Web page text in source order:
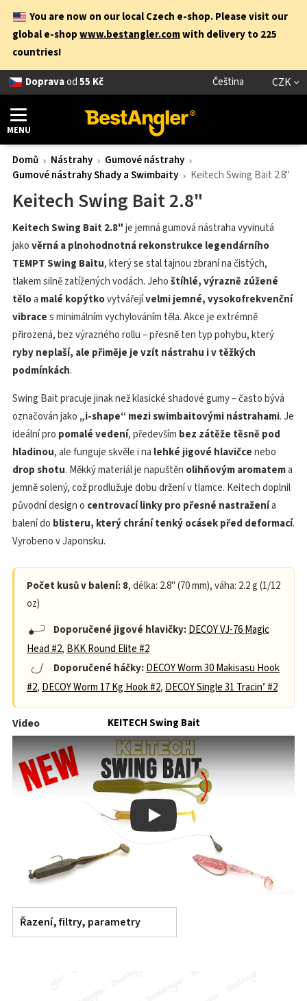
You are now on our local Czech e-shop. Please visit our
global e-shopwww.bestangler.comwith delivery to 225
countries!
Dopravaod55 Kč Čeština CZK
MENU
Domů Nástrahy
Gumové nástrahy
Gumové nástrahy Shady a Swimbaity
Keitech Swing Bait 2.8"
Video KEITECH Swing Bait
Play
Keitech Swing Bait 2.8"
Keitech Swing Bait 2.8"je jemná gumová nástraha vyvinutá
jakověrná a plnohodnotná rekonstrukce legendárního
TEMPT Swing Baitu, který se stal tajnou zbraní na čistých,
tlakem silně zatížených vodách. Jehoštíhlé, výrazně zúžené
těloa malé kopýtkovytvářejívelmi jemné, vysokofrekvenční
vibraces minimálním vychylováním těla. Akce je extrémně
přirozená, bez výrazného rollu – přesně ten typ pohybu, který
ryby neplaší, ale přiměje je vzít nástrahu i v těžkých
podmínkách.
Swing Bait pracuje jinak než klasické shadové gumy – často bývá
označován jako „i-shape“ mezi swimbaitovými nástrahami. Je
ideální pro pomalé vedení, především bez zátěže těsně pod
hladinou, ale funguje skvěle i na lehké jigové hlavičcenebo
drop shotu. Měkký materiál je napuštěn olihňovým aromatema
jemně solený, což prodlužuje dobu držení v tlamce. Keitech doplnil
původní design o centrovací linky pro přesné nastraženía
balení do blisteru, který chrání tenký ocásek před deformací.
Vyrobeno v Japonsku.
Počet kusů v balení: 8, délka: 2.8" (70 mm), váha: 2.2 g (1/12
oz)
Doporučené jigové hlavičky:DECOY VJ-76 Magic
Head #2, BKK Round Elite #2
Doporučené háčky:DECOY Worm 30 Makisasu Hook
#2, DECOY Worm 17 Kg Hook #2, DECOY Single 31 Tracin’ #2
Řazení, filtry, parametry